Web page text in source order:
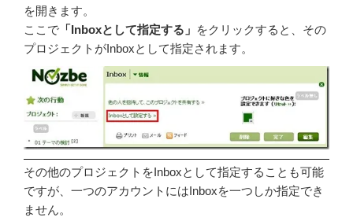
を開きます。
ここで 「Inboxとして指定する」 をクリックすると、その
プロジェクトがInboxとして指定されます。
その他のプロジェクトをInboxとして指定することも可能
ですが、一つのアカウントにはInboxを一つしか指定でき
ません。